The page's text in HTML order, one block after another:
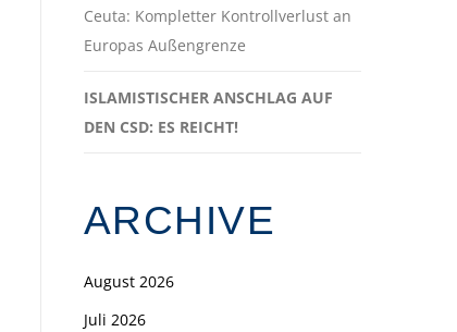
Ceuta: Kompletter Kontrollverlust an
Europas Außengrenze
ISLAMISTISCHER ANSCHLAG AUF
DEN CSD: ES REICHT!
ARCHIVE
August 2026
Juli 2026